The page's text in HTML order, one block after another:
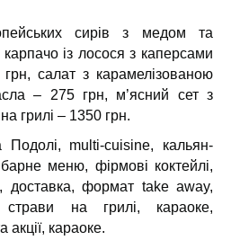
сирів з медом та
із лосося з каперсами
салат з карамелізованою
– 275 грн, м’ясний сет з
грилі – 1350 грн.
multi-cuisine, кальян-
меню, фірмові коктейлі,
доставка, формат take away,
страви на грилі, караоке,
акції, караоке.